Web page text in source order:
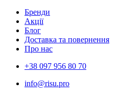
Бренди
Акції
Блог
Доставка та повернення
Про нас
+38 097 956 80 70
info@risu.pro